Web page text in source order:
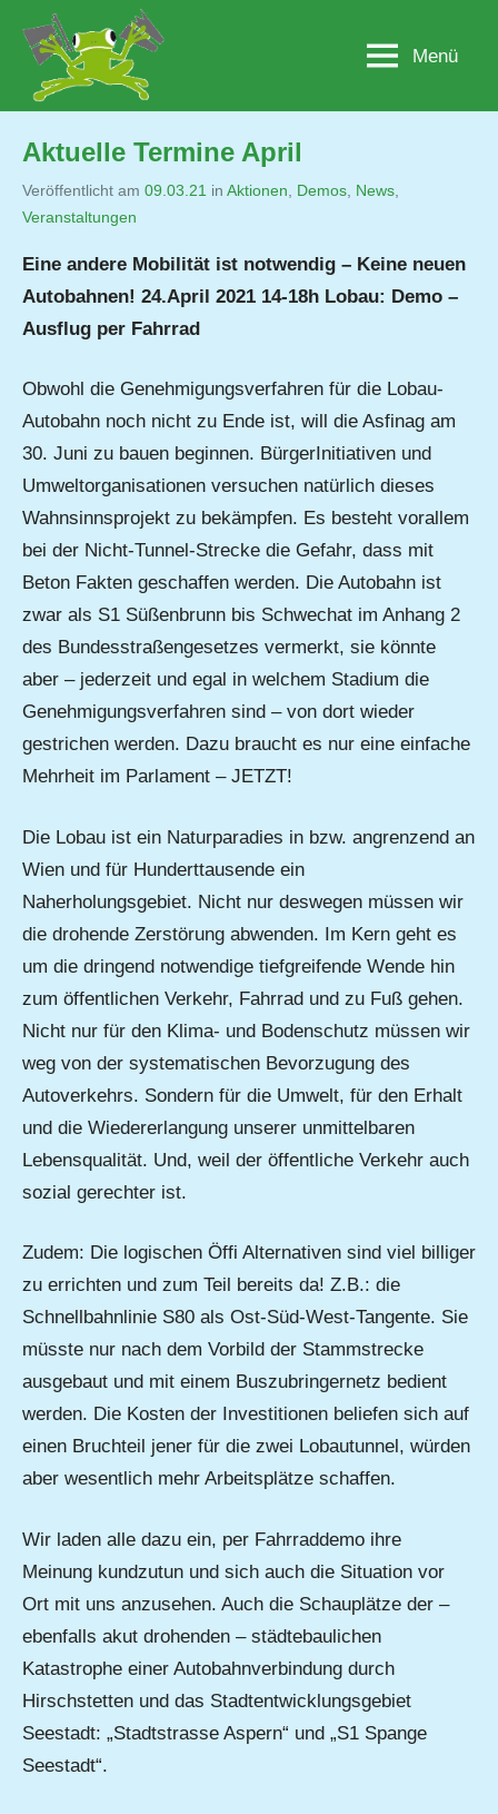
Inhalt
springenLobau.org
BürgerInitiative
"Rettet
die
Lobau
–
Natur
statt
Menü
Aktuelle Termine April
Veröffentlicht am 09.03.21 von
in Aktionen Demos News
Veranstaltungen
Eine andere Mobilität ist notwendig – Keine neuen
Autobahnen! 24.April 2021 14-18h Lobau: Demo –
Ausflug per Fahrrad
Obwohl die Genehmigungsverfahren für die Lobau-
Autobahn noch nicht zu Ende ist, will die Asfinag am
30. Juni zu bauen beginnen. BürgerInitiativen und
Umweltorganisationen versuchen natürlich dieses
Wahnsinnsprojekt zu bekämpfen. Es besteht vorallem
bei der Nicht-Tunnel-Strecke die Gefahr, dass mit
Beton Fakten geschaffen werden. Die Autobahn ist
zwar als S1 Süßenbrunn bis Schwechat im Anhang 2
des Bundesstraßengesetzes vermerkt, sie könnte
aber – jederzeit und egal in welchem Stadium die
Genehmigungsverfahren sind – von dort wieder
gestrichen werden. Dazu braucht es nur eine einfache
Mehrheit im Parlament – JETZT!
Die Lobau ist ein Naturparadies in bzw. angrenzend an
Wien und für Hunderttausende ein
Naherholungsgebiet. Nicht nur deswegen müssen wir
die drohende Zerstörung abwenden. Im Kern geht es
um die dringend notwendige tiefgreifende Wende hin
zum öffentlichen Verkehr, Fahrrad und zu Fuß gehen.
Nicht nur für den Klima- und Bodenschutz müssen wir
weg von der systematischen Bevorzugung des
Autoverkehrs. Sondern für die Umwelt, für den Erhalt
und die Wiedererlangung unserer unmittelbaren
Lebensqualität. Und, weil der öffentliche Verkehr auch
sozial gerechter ist.
Zudem: Die logischen Öffi Alternativen sind viel billiger
zu errichten und zum Teil bereits da! Z.B.: die
Schnellbahnlinie S80 als Ost-Süd-West-Tangente. Sie
müsste nur nach dem Vorbild der Stammstrecke
ausgebaut und mit einem Buszubringernetz bedient
werden. Die Kosten der Investitionen beliefen sich auf
einen Bruchteil jener für die zwei Lobautunnel, würden
aber wesentlich mehr Arbeitsplätze schaffen.
Wir laden alle dazu ein, per Fahrraddemo ihre
Meinung kundzutun und sich auch die Situation vor
Ort mit uns anzusehen. Auch die Schauplätze der –
ebenfalls akut drohenden – städtebaulichen
Katastrophe einer Autobahnverbindung durch
Hirschstetten und das Stadtentwicklungsgebiet
Seestadt: „Stadtstrasse Aspern“ und „S1 Spange
Seestadt“.